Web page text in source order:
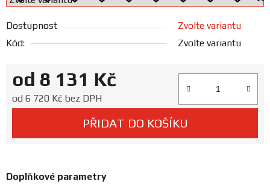
Prodejny
Dostupnost
Zvolte variantu
Kód:
Zvolte variantu
od 8 131 Kč
od 6 720 Kč bez DPH
PŘIDAT DO KOŠÍKU
Doplňkové parametry